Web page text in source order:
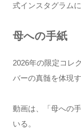
式インスタグラム
母への手紙
2026年の限定コレ
バーの真髄を体現す
動画は、「母への
いる。